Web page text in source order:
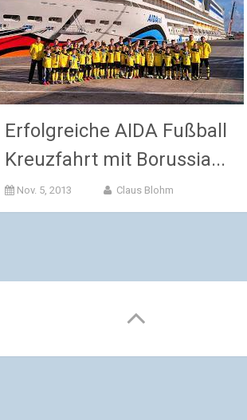
Erfolgreiche AIDA Fußball
Kreuzfahrt mit Borussia...
Nov. 5, 2013 Claus Blohm